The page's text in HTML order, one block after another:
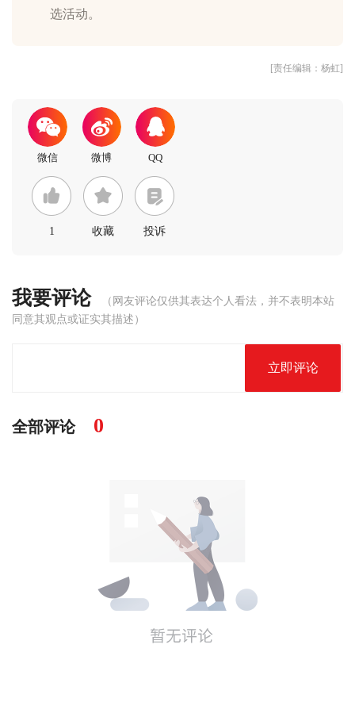
选活动。
[责任编辑：杨虹]
1 收藏 投诉
我要评论
（网友评论仅供其表达个人看法，并不表明本站
同意其观点或证实其描述）
立即评论
全部评论 0